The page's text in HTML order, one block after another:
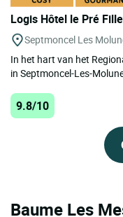
Logis Hôtel le Pré
Septmoncel Les
In het hart van het
in Septmoncel-Les-
9.8/10
Baume Les